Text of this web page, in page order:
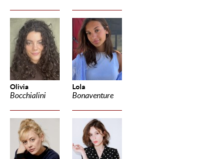
Olivia
Bocchialini
Lola
Bonaventure